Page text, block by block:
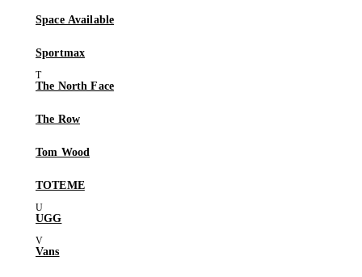
Space Available
Sportmax
The North Face
The Row
Tom Wood
TOTEME
UGG
Vans